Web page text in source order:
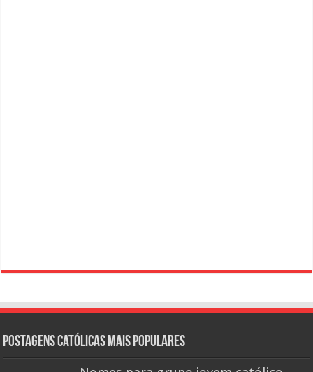
Postagens católicas mais Populares